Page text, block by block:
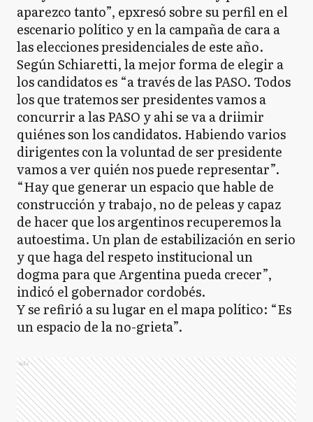
aparezco tanto”, epxresó sobre su perfil en el
escenario político y en la campaña de cara a
las elecciones presidenciales de este año.
Según Schiaretti, la mejor forma de elegir a
los candidatos es “a través de las PASO. Todos
los que tratemos ser presidentes vamos a
concurrir a las PASO y ahi se va a driimir
quiénes son los candidatos. Habiendo varios
dirigentes con la voluntad de ser presidente
vamos a ver quién nos puede representar”.
“Hay que generar un espacio que hable de
construcción y trabajo, no de peleas y capaz
de hacer que los argentinos recuperemos la
autoestima. Un plan de estabilización en serio
y que haga del respeto institucional un
dogma para que Argentina pueda crecer”,
indicó el gobernador cordobés.
Y se refirió a su lugar en el mapa político: “Es
un espacio de la no-grieta”.
Ads